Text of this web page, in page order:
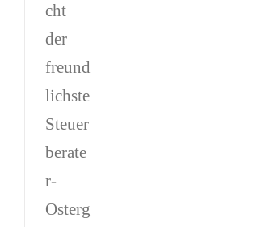
cht
der
freund
lichste
Steuer
berate
r-
Osterg